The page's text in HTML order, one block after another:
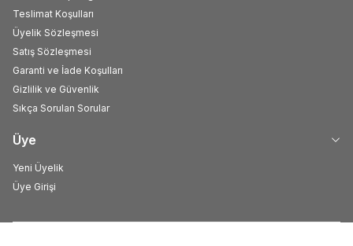
Teslimat Koşulları
Üyelik Sözleşmesi
Satış Sözleşmesi
Garanti ve İade Koşulları
Gizlilik ve Güvenlik
Sıkça Sorulan Sorular
Üye
Yeni Üyelik
Üye Girişi